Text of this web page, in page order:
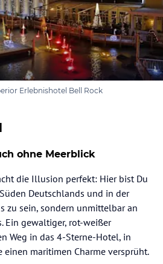
Erlebnishotel Bell Rock
ohne Meerblick
die Illusion perfekt: Hier bist Du
Deutschlands und in der
zu sein, sondern unmittelbar an
Ein gewaltiger, rot-weißer
Weg in das 4-Sterne-Hotel, in
einen maritimen Charme versprüht.